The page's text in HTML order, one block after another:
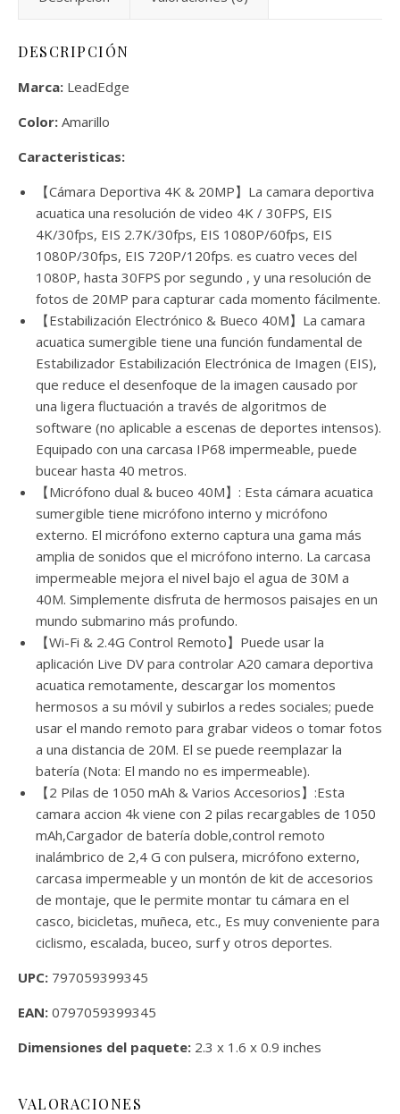
DESCRIPCIÓN
Marca: LeadEdge
Color: Amarillo
Caracteristicas:
【Cámara Deportiva 4K & 20MP】La camara deportiva
acuatica una resolución de video 4K / 30FPS, EIS
4K/30fps, EIS 2.7K/30fps, EIS 1080P/60fps, EIS
1080P/30fps, EIS 720P/120fps. es cuatro veces del
1080P, hasta 30FPS por segundo , y una resolución de
fotos de 20MP para capturar cada momento fácilmente.
【Estabilización Electrónico & Bueco 40M】La camara
acuatica sumergible tiene una función fundamental de
Estabilizador Estabilización Electrónica de Imagen (EIS),
que reduce el desenfoque de la imagen causado por
una ligera fluctuación a través de algoritmos de
software (no aplicable a escenas de deportes intensos).
Equipado con una carcasa IP68 impermeable, puede
bucear hasta 40 metros.
【Micrófono dual & buceo 40M】: Esta cámara acuatica
sumergible tiene micrófono interno y micrófono
externo. El micrófono externo captura una gama más
amplia de sonidos que el micrófono interno. La carcasa
impermeable mejora el nivel bajo el agua de 30M a
40M. Simplemente disfruta de hermosos paisajes en un
mundo submarino más profundo.
【Wi-Fi & 2.4G Control Remoto】Puede usar la
aplicación Live DV para controlar A20 camara deportiva
acuatica remotamente, descargar los momentos
hermosos a su móvil y subirlos a redes sociales; puede
usar el mando remoto para grabar videos o tomar fotos
a una distancia de 20M. El se puede reemplazar la
batería (Nota: El mando no es impermeable).
【2 Pilas de 1050 mAh & Varios Accesorios】:Esta
camara accion 4k viene con 2 pilas recargables de 1050
mAh,Cargador de batería doble,control remoto
inalámbrico de 2,4 G con pulsera, micrófono externo,
carcasa impermeable y un montón de kit de accesorios
de montaje, que le permite montar tu cámara en el
casco, bicicletas, muñeca, etc., Es muy conveniente para
ciclismo, escalada, buceo, surf y otros deportes.
UPC: 797059399345
EAN: 0797059399345
Dimensiones del paquete: 2.3 x 1.6 x 0.9 inches
VALORACIONES